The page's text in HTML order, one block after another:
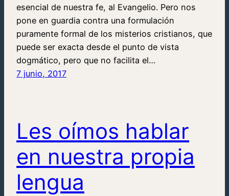
esencial de nuestra fe, al Evangelio. Pero nos
pone en guardia contra una formulación
puramente formal de los misterios cristianos, que
puede ser exacta desde el punto de vista
dogmático, pero que no facilita el…
7 junio, 2017
Les oímos hablar
en nuestra propia
lengua